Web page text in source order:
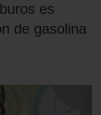
es
de gasolina